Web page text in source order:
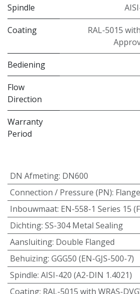
Spindle
Coating
RAL-5015
Bediening
Flow
Direction
Warranty
Period
DN Afmeting: DN600
Connection / Pressure (PN):
Inbouwmaat: EN-558-1 Series 15
Dichting: SS-304 Metal Sealing
Aansluiting: Double Flanged
Behuizing: GGG50 (EN-GJS-500-7)
Spindle: AISI-420 (A2-DIN 1.4021)
Coating: RAL-5015 with WRAS-